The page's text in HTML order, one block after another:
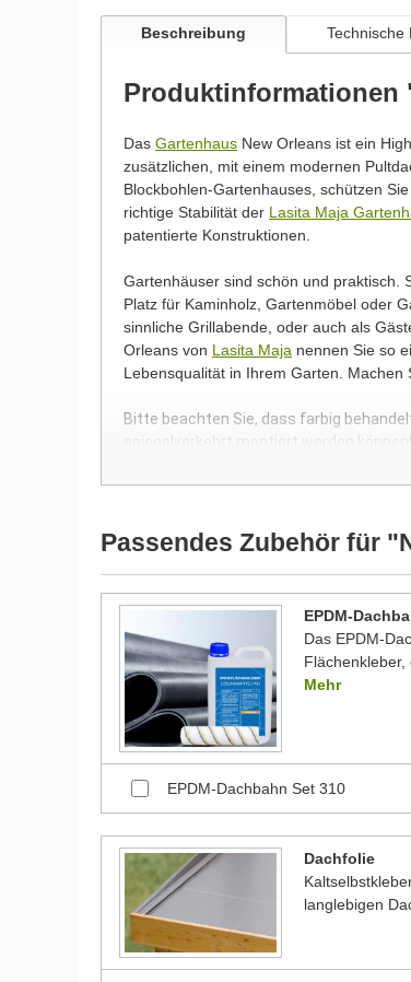
Beschreibung Technische
Produktinformationen
Das Gartenhaus New Orleans ist ein
zusätzlichen, mit einem modernen
Blockbohlen-Gartenhauses, schützen
richtige Stabilität der Lasita Maja
patentierte Konstruktionen.
Gartenhäuser sind schön und praktisch.
Platz für Kaminholz, Gartenmöbel oder
sinnliche Grillabende, oder auch als
Orleans von Lasita Maja nennen Sie so
Lebensqualität in Ihrem Garten. Machen
Bitte beachten Sie, dass farbig
spiegelverkehrt montiert werden können!
Wir möchten Sie an dieser Stelle
Bilder unserer Kunden stellen teilweise
Passendes Zubehör für
EPDM-
Das EPDM-
Mehr
EPDM-Dachbahn Set 310
Dachfolie
langlebigen